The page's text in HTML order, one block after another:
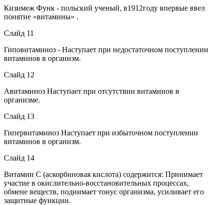
Кизимеж Функ - польский ученый, в1912году впервые ввел
понятие «витамины» .
Слайд 11
Гиповитаминоз - Наступает при недостаточном поступлении
витаминов в организм.
Слайд 12
Авитаминоз Наступает при отсутствии витаминов в
организме.
Слайд 13
Гипервитаминоз Наступает при избыточном поступлении
витаминов в организм.
Слайд 14
Витамин С (аскорбиновая кислота) содержится: Принимает
участие в окислительно-восстановительных процессах,
обмене веществ, поднимает тонус организма, усиливает его
защитные функции.